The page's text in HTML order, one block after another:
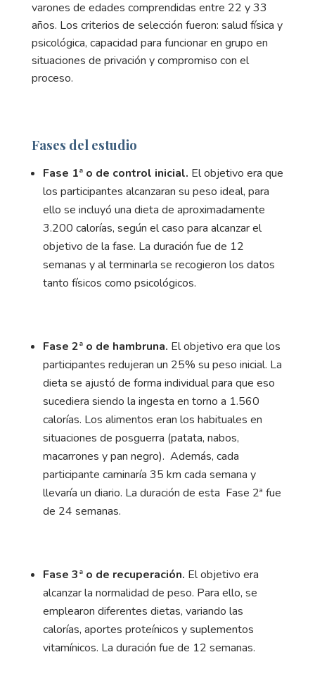
varones de edades comprendidas entre 22 y 33
años. Los criterios de selección fueron: salud física y
psicológica, capacidad para funcionar en grupo en
situaciones de privación y compromiso con el
proceso.
Fases del estudio
Fase 1ª o de control inicial. El objetivo era que
los participantes alcanzaran su peso ideal, para
ello se incluyó una dieta de aproximadamente
3.200 calorías, según el caso para alcanzar el
objetivo de la fase. La duración fue de 12
semanas y al terminarla se recogieron los datos
tanto físicos como psicológicos.
Fase 2ª o de hambruna. El objetivo era que los
participantes redujeran un 25% su peso inicial. La
dieta se ajustó de forma individual para que eso
sucediera siendo la ingesta en torno a 1.560
calorías. Los alimentos eran los habituales en
situaciones de posguerra (patata, nabos,
macarrones y pan negro). Además, cada
participante caminaría 35 km cada semana y
llevaría un diario. La duración de esta Fase 2ª fue
de 24 semanas.
Fase 3ª o de recuperación. El objetivo era
alcanzar la normalidad de peso. Para ello, se
emplearon diferentes dietas, variando las
calorías, aportes proteínicos y suplementos
vitamínicos. La duración fue de 12 semanas.